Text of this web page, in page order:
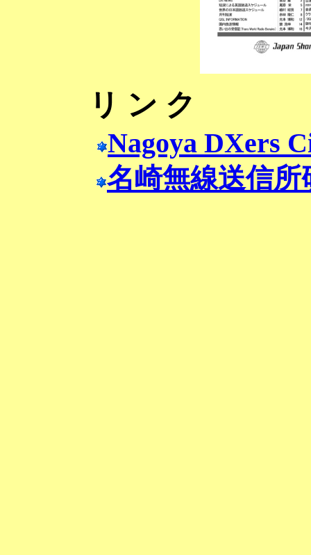
リ ン ク
Nagoya DXers
名崎無線送信